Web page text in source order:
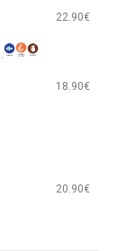
22.90€
18.90€
20.90€